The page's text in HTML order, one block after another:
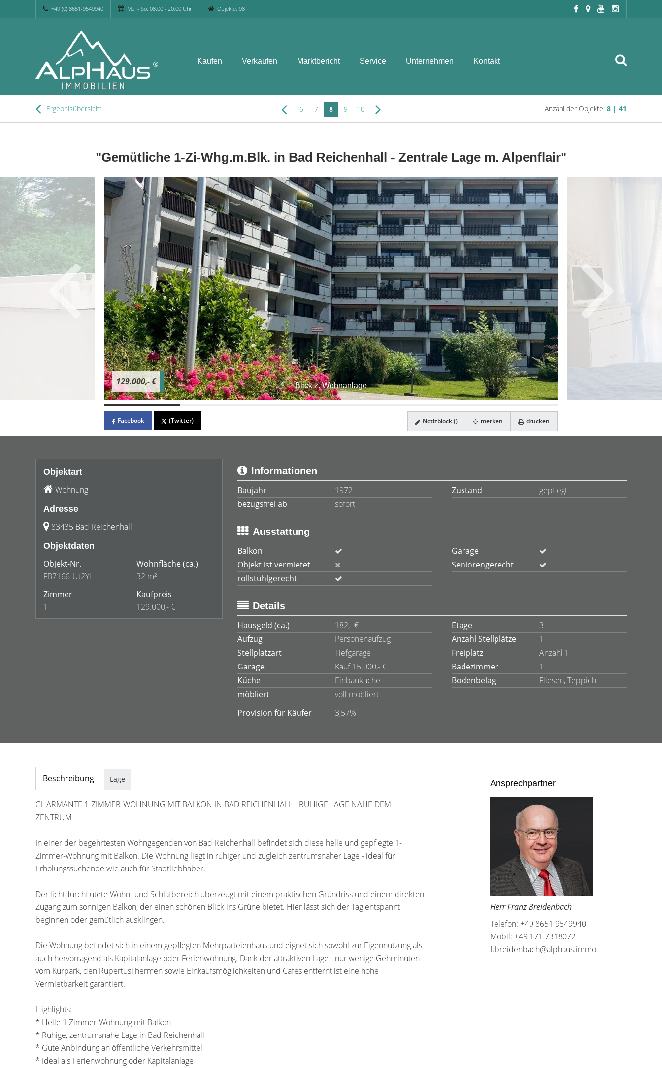
+49 (0) 8651-9549940 Mo. - So. 08.00 - 20.00 Uhr Objekte: 98
Kaufen Verkaufen Marktbericht Service Unternehmen Kontakt
Ergebnisübersicht 6 7 8 9 10 Anzahl der Objekte: 8 | 41
"Gemütliche 1-Zi-Whg.m.Blk. in Bad Reichenhall - Zentrale Lage m. Alpenflair"
Blick z. Wohnanlage
129.000,- €
Facebook (Twitter) Notizblock () merken drucken
Objektart
Wohnung
Adresse
83435 Bad Reichenhall
Objektdaten
Objekt-Nr.
FB7166-Ut2Yl
Wohnfläche (ca.)
32 m²
Zimmer
1
Kaufpreis
129.000,- €
Informationen
Baujahr
1972 Zustand
gepflegt
bezugsfrei ab
sofort
Ausstattung
Balkon
Garage
Objekt ist vermietet
Seniorengerecht
rollstuhlgerecht
Details
Hausgeld (ca.)
182,- € Etage
3
Aufzug
Personenaufzug Anzahl Stellplätze
1
Stellplatzart
Tiefgarage Freiplatz
Anzahl 1
Garage
Kauf 15.000,- € Badezimmer
1
Küche
Einbauküche Bodenbelag
Fliesen, Teppich
möbliert
voll möbliert
Provision für Käufer
3,57%
Beschreibung Lage
CHARMANTE 1-ZIMMER-WOHNUNG MIT BALKON IN BAD REICHENHALL - RUHIGE LAGE NAHE DEM
ZENTRUM
In einer der begehrtesten Wohngegenden von Bad Reichenhall befindet sich diese helle und gepflegte 1-
Zimmer-Wohnung mit Balkon. Die Wohnung liegt in ruhiger und zugleich zentrumsnaher Lage - ideal für
Erholungssuchende wie auch für Stadtliebhaber.
Der lichtdurchflutete Wohn- und Schlafbereich überzeugt mit einem praktischen Grundriss und einem direkten
Zugang zum sonnigen Balkon, der einen schönen Blick ins Grüne bietet. Hier lässt sich der Tag entspannt
beginnen oder gemütlich ausklingen.
Die Wohnung befindet sich in einem gepflegten Mehrparteienhaus und eignet sich sowohl zur Eigennutzung als
auch hervorragend als Kapitalanlage oder Ferienwohnung. Dank der attraktiven Lage - nur wenige Gehminuten
vom Kurpark, den RupertusThermen sowie Einkaufsmöglichkeiten und Cafes entfernt ist eine hohe
Vermietbarkeit garantiert.
Highlights:
* Helle 1 Zimmer-Wohnung mit Balkon
* Ruhige, zentrumsnahe Lage in Bad Reichenhall
* Gute Anbindung an öffentliche Verkehrsmittel
* Ideal als Ferienwohnung oder Kapitalanlage
Ansprechpartner
Herr Franz Breidenbach
Telefon: +49 8651 9549940
Mobil: +49 171 7318072
f.breidenbach@alphaus.immo